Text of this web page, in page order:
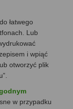
łatwego
Lub
i wpiąć
otworzyć plik
w przypadku